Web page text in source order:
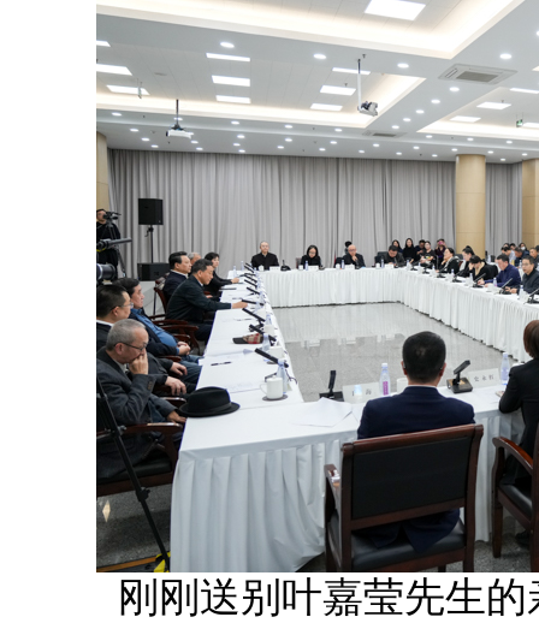
刚刚送别叶嘉莹先生的